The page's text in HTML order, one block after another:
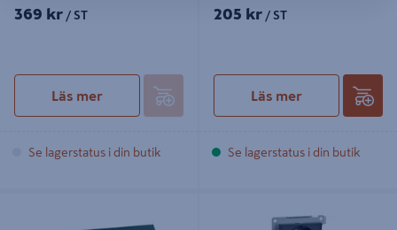
369 kr / ST
Läs mer
Se lagerstatus i din butik
205 kr / ST
Läs mer
Se lagerstatus i din butik
KOMBIMONTAG SV, I